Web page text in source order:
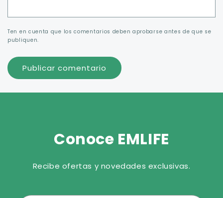
Ten en cuenta que los comentarios deben aprobarse antes de que se
publiquen.
Conoce EMLIFE
Recibe ofertas y novedades exclusivas.